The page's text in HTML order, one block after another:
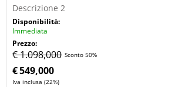
Descrizione 2
Disponibilità:
Immediata
Prezzo:
€ 1.098,000 Sconto 50%
€549,000
Iva inclusa (22%)